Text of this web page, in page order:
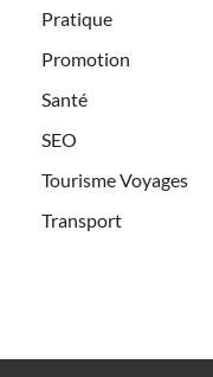
Pratique
Promotion
Santé
SEO
Tourisme Voyages
Transport